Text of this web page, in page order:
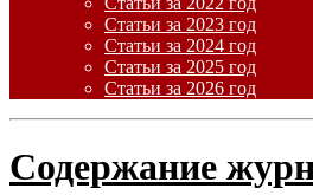
Статьи за 2023 год
Статьи за 2024 год
Статьи за 2025 год
Статьи за 2026 год
Содержание